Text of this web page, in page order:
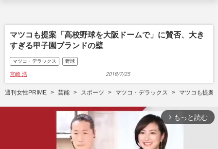
マツコも提案「高校野球を大阪ドームで」に賛否、大き
すぎる甲子園ブランドの壁
マツコ・デラックス 野球
宮崎 浩 2018/7/25
週刊女性PRIME 芸能 スポーツ マツコ・デラックス マツコも提案
arrow_forward_ios もっと読む